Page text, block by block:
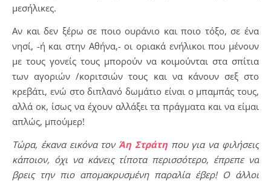
μεσήλικες.
Αν και δεν ξέρω σε ποιο ουράνιο και ποιο τόξο, σε ένα
νησί, -ή και στην Αθήνα,- οι οριακά ενήλικοι που μένουν
με τους γονείς τους μπορούν να κοιμούνται στα σπίτια
των αγοριών /κοριτσιών τους και να κάνουν σεξ στο
κρεβάτι, ενώ στο διπλανό δωμάτιο είναι ο μπαμπάς τους,
αλλά οκ, ίσως να έχουν αλλάξει τα πράγματα και να είμαι
απλώς, μπούμερ!
Τώρα, έκανα εικόνα τονΆη Στράτηπου για να φιλήσεις
κάποιον, όχι να κάνεις τίποτα περισσότερο, έπρεπε να
βρεις την πιο απομακρυσμένη παραλία έβερ! Ο άλλοι